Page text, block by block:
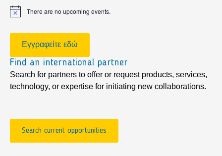
Notice There are no upcoming events.
Εγγραφείτε εδώ
Find an international partner
Search for partners to offer or request products, services,
technology, or expertise for initiating new collaborations.
Search current opportunities